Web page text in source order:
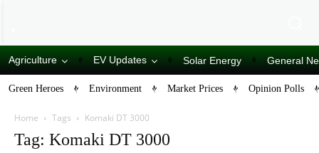
Agriculture EV Updates Solar Energy General
Green Heroes Environment Market Prices Opinion Polls
Home Tags Komaki DT 3000
Tag: Komaki DT 3000